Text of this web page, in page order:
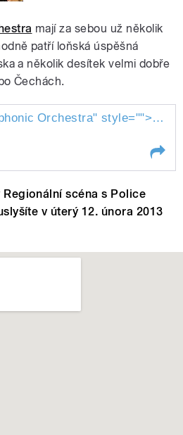
mají za sebou už několik
patří loňská úspěšná
a několik desítek velmi dobře
Čechách.
Orchestra" style="">
scéna s Police
v úterý 12. února 2013